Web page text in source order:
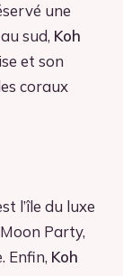
une
sud, Koh
et son
coraux
l’île du luxe
Party,
Enfin, Koh